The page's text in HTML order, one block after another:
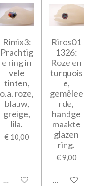
Rimix3:
Prachtig
e ring in
vele
tinten,
o.a. roze,
blauw,
greige,
lila.
€ 10,00
In winkelwagen
Riros01
1326:
Roze en
turquois
e,
gemêlee
rde,
handge
maakte
glazen
ring.
€ 9,00
In